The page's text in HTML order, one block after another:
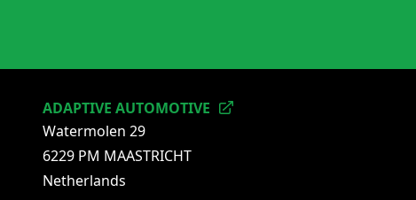
ADAPTIVE AUTOMOTIVE
Watermolen 29
6229 PM MAASTRICHT
Netherlands